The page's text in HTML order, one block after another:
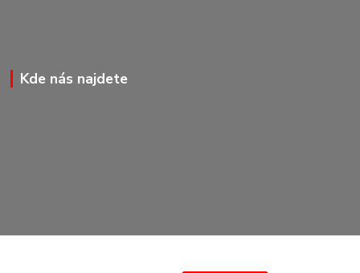
Kde nás najdete